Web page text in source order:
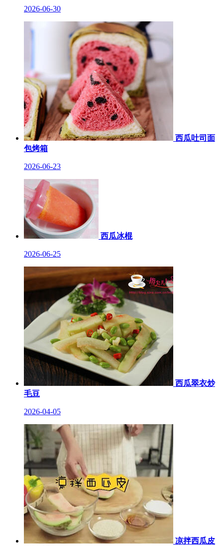
2026-06-30
西瓜吐司面
包烤箱
2026-06-23
西瓜冰棍
2026-06-25
西瓜翠衣炒
毛豆
2026-04-05
凉拌西瓜皮